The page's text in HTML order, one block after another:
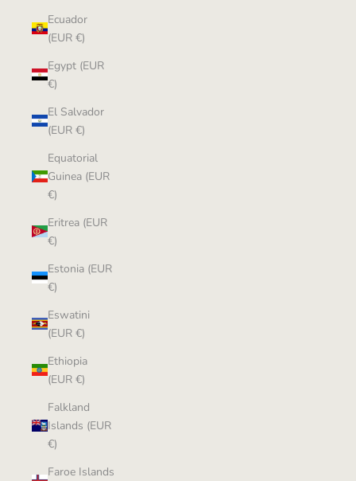
Ecuador
(EUR €)
Egypt (EUR
€)
El Salvador
(EUR €)
Equatorial
Guinea (EUR
€)
Eritrea (EUR
€)
Estonia (EUR
€)
Eswatini
(EUR €)
Ethiopia
(EUR €)
Falkland
Islands (EUR
€)
Faroe Islands